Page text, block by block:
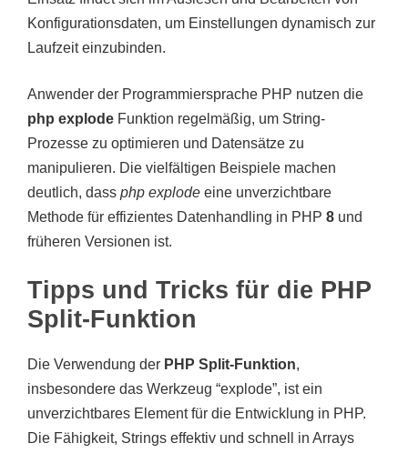
Konfigurationsdaten, um Einstellungen dynamisch zur
Laufzeit einzubinden.
Anwender der Programmiersprache PHP nutzen die
php explode Funktion regelmäßig, um String-
Prozesse zu optimieren und Datensätze zu
manipulieren. Die vielfältigen Beispiele machen
deutlich, dass php explode eine unverzichtbare
Methode für effizientes Datenhandling in PHP 8 und
früheren Versionen ist.
Tipps und Tricks für die PHP
Split-Funktion
Die Verwendung der PHP Split-Funktion,
insbesondere das Werkzeug “explode”, ist ein
unverzichtbares Element für die Entwicklung in PHP.
Die Fähigkeit, Strings effektiv und schnell in Arrays